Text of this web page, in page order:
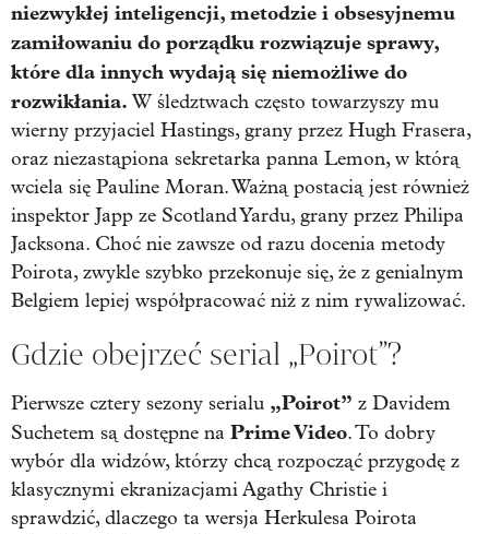
niezwykłej inteligencji, metodzie i obsesyjnemu
zamiłowaniu do porządku rozwiązuje sprawy,
które dla innych wydają się niemożliwe do
rozwikłania. W śledztwach często towarzyszy mu
wierny przyjaciel Hastings, grany przez Hugh Frasera,
oraz niezastąpiona sekretarka panna Lemon, w którą
wciela się Pauline Moran. Ważną postacią jest również
inspektor Japp ze Scotland Yardu, grany przez Philipa
Jacksona. Choć nie zawsze od razu docenia metody
Poirota, zwykle szybko przekonuje się, że z genialnym
Belgiem lepiej współpracować niż z nim rywalizować.
Gdzie obejrzeć serial „Poirot”?
Pierwsze cztery sezony serialu „Poirot” z Davidem
Suchetem są dostępne na Prime Video. To dobry
wybór dla widzów, którzy chcą rozpocząć przygodę z
klasycznymi ekranizacjami Agathy Christie i
sprawdzić, dlaczego ta wersja Herkulesa Poirota